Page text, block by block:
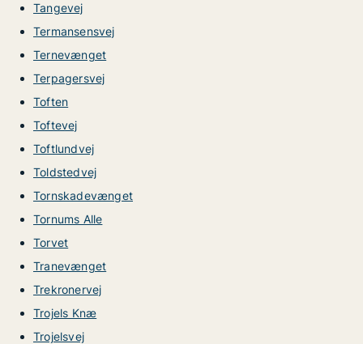
Tangevej
Termansensvej
Ternevænget
Terpagersvej
Toften
Toftevej
Toftlundvej
Toldstedvej
Tornskadevænget
Tornums Alle
Torvet
Tranevænget
Trekronervej
Trojels Knæ
Trojelsvej